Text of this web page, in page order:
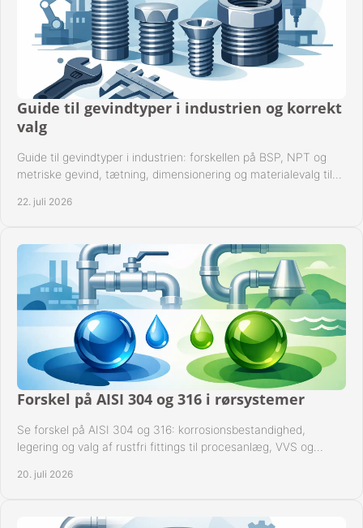
Guide til gevindtyper i industrien og korrekt
valg
Guide til gevindtyper i industrien: forskellen på BSP, NPT og
metriske gevind, tætning, dimensionering og materialevalg til
22. juli 2026
Forskel på AISI 304 og 316 i rørsystemer
Se forskel på AISI 304 og 316: korrosionsbestandighed,
legering og valg af rustfri fittings til procesanlæg, VVS og
20. juli 2026